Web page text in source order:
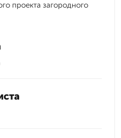
проекта загородного